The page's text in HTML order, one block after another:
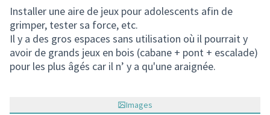
Installer une aire de jeux pour adolescents afin de
grimper, tester sa force, etc.
Il y a des gros espaces sans utilisation où il pourrait y
avoir de grands jeux en bois (cabane + pont + escalade)
pour les plus âgés car il n’ y a qu'une araignée.
Images